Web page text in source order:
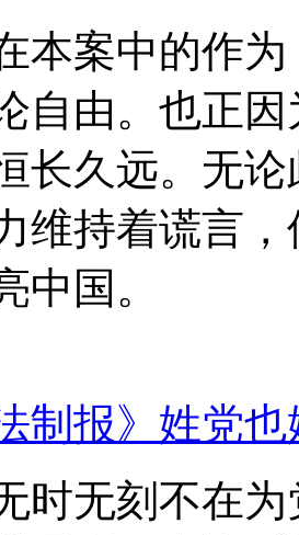
本案中的作
自由。也正
长久远。无
维持着谎言
中国。
制报》姓党
时无刻不在